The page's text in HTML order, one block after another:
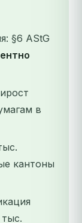
§6 AStG
в
кантоны